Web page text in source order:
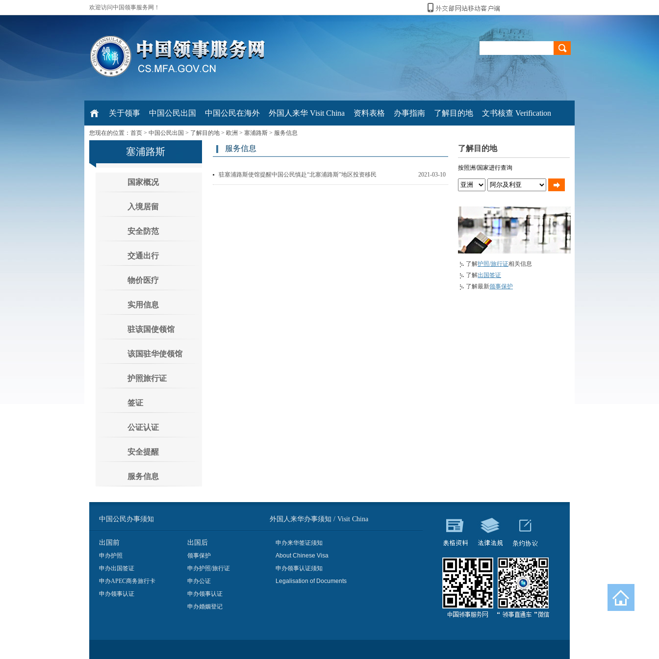
欢迎访问中国领事服务网！
关于领事 中国公民出国 中国公民在海外 外国人来华 Visit China 资料表格 办事指南 了解目的地 文书核查 Verification
您现在的位置： 首页 > 中国公民出国 > 了解目的地 > 欧洲 > 塞浦路斯 > 服务信息
塞浦路斯
国家概况
入境居留
安全防范
交通出行
物价医疗
实用信息
驻该国使领馆
该国驻华使领馆
护照旅行证
签证
公证认证
安全提醒
服务信息
服务信息
驻塞浦路斯使馆提醒中国公民慎赴“北塞浦路斯”地区投资移民 2021-03-10
了解目的地
按照洲/国家进行查询
了解护照/旅行证相关信息
了解出国签证
了解最新领事保护
中国公民办事须知 外国人来华办事须知 / Visit China
出国前
申办护照
申办出国签证
申办APEC商务旅行卡
申办领事认证
出国后
领事保护
申办护照/旅行证
申办公证
申办领事认证
申办婚姻登记
申办来华签证须知
About Chinese Visa
申办领事认证须知
Legalisation of Documents